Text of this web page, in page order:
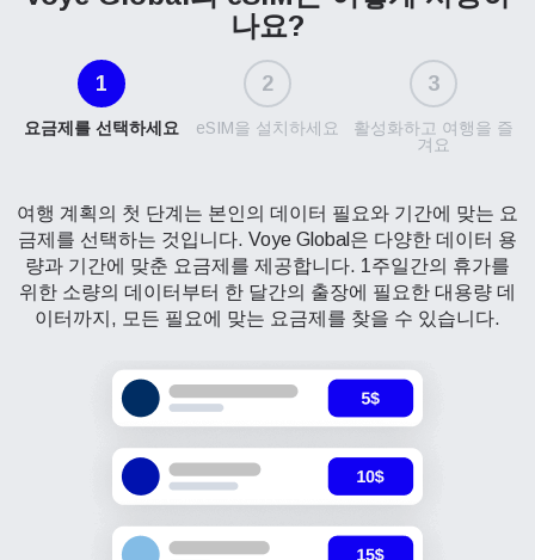
나요?
1
요금제를 선택하세요
2
eSIM을 설치하세요
3
활성화하고 여행을 즐
겨요
여행 계획의 첫 단계는 본인의 데이터 필요와 기간에 맞는 요
금제를 선택하는 것입니다. Voye Global은 다양한 데이터 용
량과 기간에 맞춘 요금제를 제공합니다. 1주일간의 휴가를
위한 소량의 데이터부터 한 달간의 출장에 필요한 대용량 데
이터까지, 모든 필요에 맞는 요금제를 찾을 수 있습니다.